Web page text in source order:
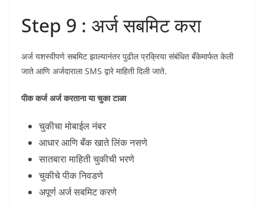
Step 9 : अर्ज सबमिट करा
अर्ज यशस्वीपणे सबमिट झाल्यानंतर पुढील प्रक्रिया संबंधित बँकेमार्फत केली
जाते आणि अर्जदाराला SMS द्वारे माहिती दिली जाते.
पीक कर्ज अर्ज करताना या चुका टाळा
चुकीचा मोबाईल नंबर
आधार आणि बँक खाते लिंक नसणे
सातबारा माहिती चुकीची भरणे
चुकीचे पीक निवडणे
अपूर्ण अर्ज सबमिट करणे